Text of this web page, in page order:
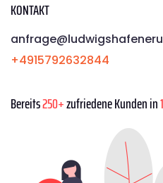
KONTAKT
+4915792632844
Bereits250+zufriedene Kunden in